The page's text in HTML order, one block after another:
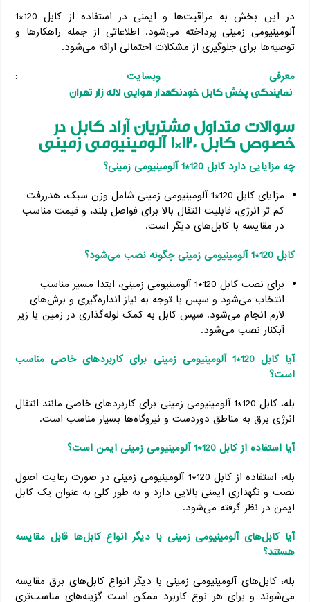
در این بخش به مراقبت‌ها و ایمنی در استفاده از کابل 120*1
آلومینیومی زمینی پرداخته می‌شود. اطلاعاتی از جمله راهکارها و
توصیه‌ها برای جلوگیری از مشکلات احتمالی ارائه می‌شود.
معرفی وبسایت :
نمایندگی پخش کابل خودنگهدار هوایی لاله زار تهران
سوالات متداول مشتریان آراد کابل در
خصوص کابل 120*1 آلومینیومی زمینی
چه مزایایی دارد کابل 120*1 آلومینیومی زمینی؟
مزایای کابل 120*1 آلومینیومی زمینی شامل وزن سبک، هدررفت
کم ‌تر انرژی، قابلیت انتقال بالا برای فواصل بلند، و قیمت مناسب
در مقایسه با کابل‌های دیگر است.
کابل 120*1 آلومینیومی زمینی چگونه نصب می‌شود؟
برای نصب کابل 120*1 آلومینیومی زمینی، ابتدا مسیر مناسب
انتخاب می‌شود و سپس با توجه به نیاز اندازه‌گیری و برش‌های
لازم انجام می‌شود. سپس کابل به کمک لوله‌گذاری در زمین یا زیر
آبکنار نصب می‌شود.
آیا کابل 120*1 آلومینیومی زمینی برای کاربردهای خاصی مناسب
است؟
بله، کابل 120*1 آلومینیومی زمینی برای کاربردهای خاصی مانند انتقال
انرژی برق به مناطق دوردست و نیروگاه‌ها بسیار مناسب است.
آیا استفاده از کابل 120*1 آلومینیومی زمینی ایمن است؟
بله، استفاده از کابل 120*1 آلومینیومی زمینی در صورت رعایت اصول
نصب و نگهداری ایمنی بالایی دارد و به طور کلی به عنوان یک کابل
ایمن در نظر گرفته می‌شود.
آیا کابل‌های آلومینیومی زمینی با دیگر انواع کابل‌ها قابل مقایسه
هستند؟
بله، کابل‌های آلومینیومی زمینی با دیگر انواع کابل‌های برق مقایسه
می‌شوند و برای هر نوع کاربرد ممکن است گزینه‌های مناسب‌تری